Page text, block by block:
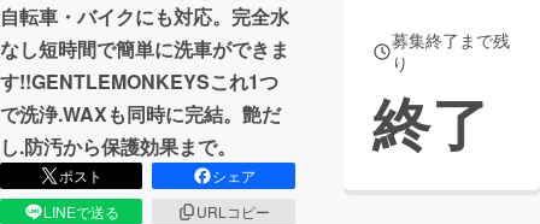
自転車・バイクにも対応。完全水
なし短時間で簡単に洗車ができま
す!!GENTLEMONKEYSこれ1つ
で洗浄.WAXも同時に完結。艶だ
し.防汚から保護効果まで。
ポスト
シェア
LINEで送る
URLコピー
募集終了まで残
り
終了